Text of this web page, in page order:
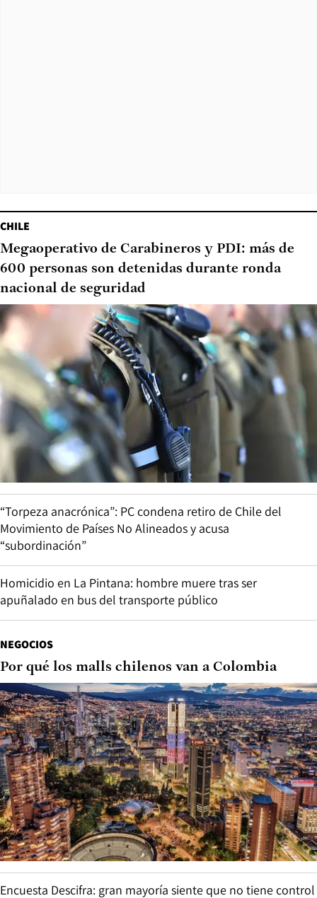
CHILE
Megaoperativo de Carabineros y PDI: más de
600 personas son detenidas durante ronda
nacional de seguridad
“Torpeza anacrónica”: PC condena retiro de Chile del
Movimiento de Países No Alineados y acusa
“subordinación”
Homicidio en La Pintana: hombre muere tras ser
apuñalado en bus del transporte público
NEGOCIOS
Por qué los malls chilenos van a Colombia
Encuesta Descifra: gran mayoría siente que no tiene control